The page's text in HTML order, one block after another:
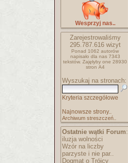
Wesprzyj nas..
Zarejestrowaliśmy
295.787.616wizyt
Ponad 1062 autorów
napisało dla nas 7343
tekstów. Zajęłyby one 28930
stron A4
Wyszukaj na stronach:
Kryteria szczegółowe
Najnowsze strony..
Archiwum streszczeń..
Ostatnie wątki Forum:
iluzja wolności
Wzór na liczby
parzyste i nie par..
Dogmat o Trójcy